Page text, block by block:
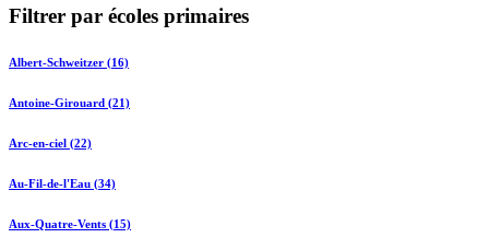
Filtrer par écoles primaires
Albert-Schweitzer (16)
Antoine-Girouard (21)
Arc-en-ciel (22)
Au-Fil-de-l'Eau (34)
Aux-Quatre-Vents (15)